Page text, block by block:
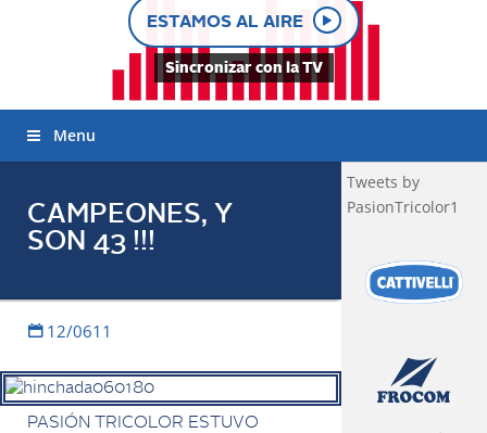
ESTAMOS AL AIRE
Sincronizar con la TV
Menu
CAMPEONES, Y
SON 43 !!!
12/0611
PASIÓN TRICOLOR ESTUVO
Tweets by
PasionTricolor1